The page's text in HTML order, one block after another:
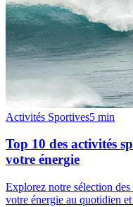
Activités Sportives5 min
Top 10 des activités
votre énergie
Explorez notre sélection
votre énergie au quotidien